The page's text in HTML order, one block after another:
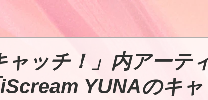
ャッチ！」内アーテ
YUNAのキ